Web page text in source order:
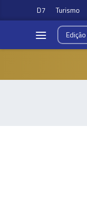
D7 Turismo
Edição